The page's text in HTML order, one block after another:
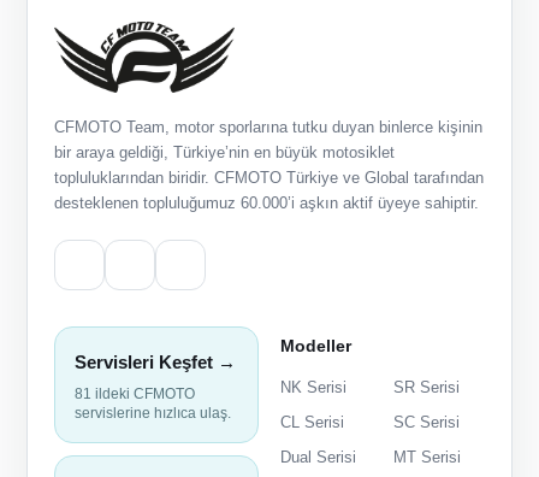
CFMOTO Team, motor sporlarına tutku duyan binlerce kişinin
bir araya geldiği, Türkiye’nin en büyük motosiklet
topluluklarından biridir. CFMOTO Türkiye ve Global tarafından
desteklenen topluluğumuz 60.000’i aşkın aktif üyeye sahiptir.
Servisleri Keşfet →
81 ildeki CFMOTO
servislerine hızlıca ulaş.
Modeller
NK Serisi
SR Serisi
CL Serisi
SC Serisi
Dual Serisi
MT Serisi